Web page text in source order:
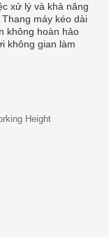
xử lý và khả năng
máy kéo dài
không hoàn hảo
không gian làm
Height